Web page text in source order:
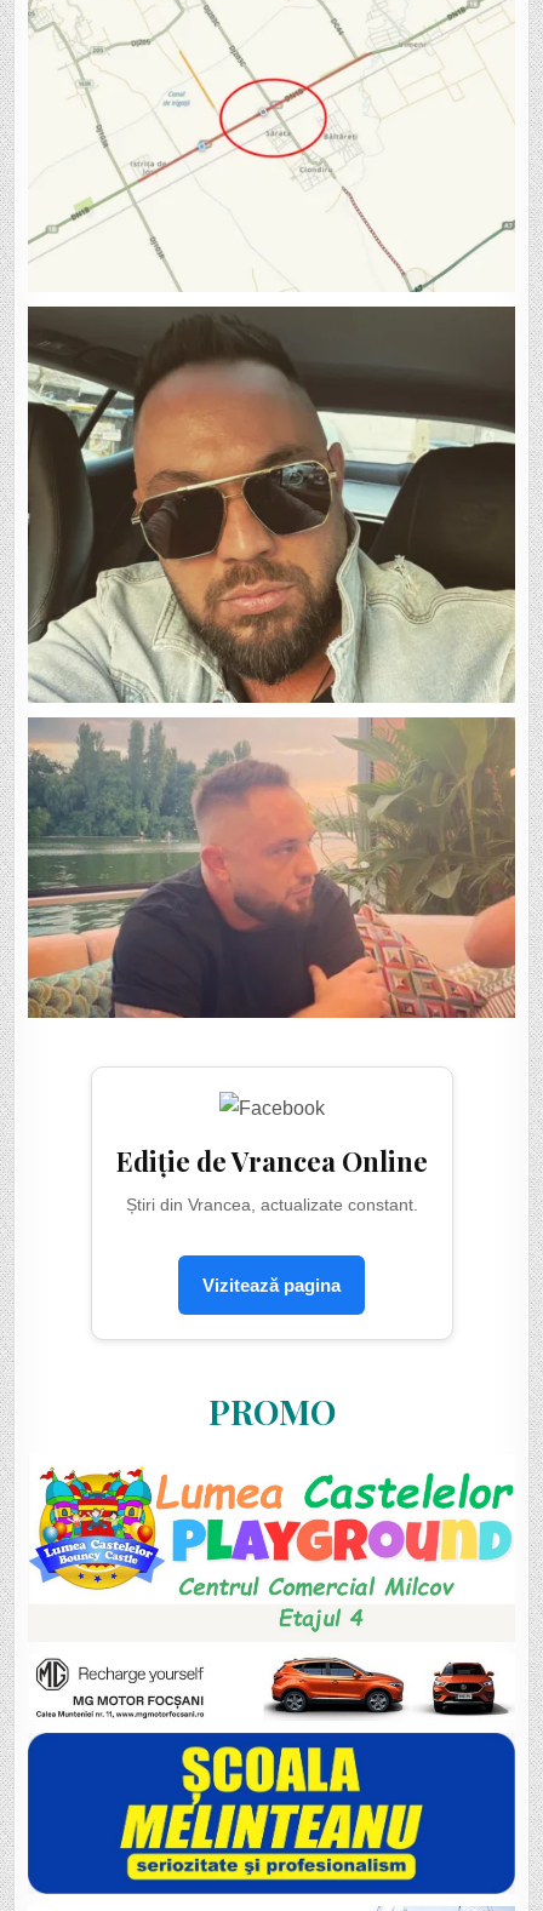
Ediție de Vrancea Online
Știri din Vrancea, actualizate constant.
Vizitează pagina
PROMO